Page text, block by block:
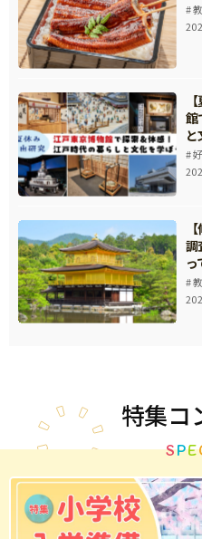
館
調
っ
特集コ
SPE